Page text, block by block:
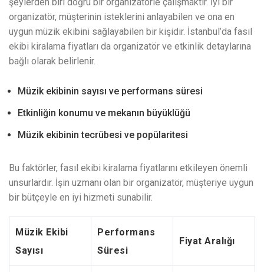
organizatör, müşterinin isteklerini anlayabilen ve ona en
uygun müzik ekibini sağlayabilen bir kişidir. İstanbul’da fasıl
ekibi kiralama fiyatları da organizatör ve etkinlik detaylarına
bağlı olarak belirlenir.
Müzik ekibinin sayısı ve performans süresi
Etkinliğin konumu ve mekanın büyüklüğü
Müzik ekibinin tecrübesi ve popülaritesi
Bu faktörler, fasıl ekibi kiralama fiyatlarını etkileyen önemli
unsurlardır. İşin uzmanı olan bir organizatör, müşteriye uygun
bir bütçeyle en iyi hizmeti sunabilir.
Müzik Ekibi
Sayısı
Performans
Süresi
Fiyat Aralığı